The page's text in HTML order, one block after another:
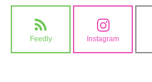
Feedly Instagram